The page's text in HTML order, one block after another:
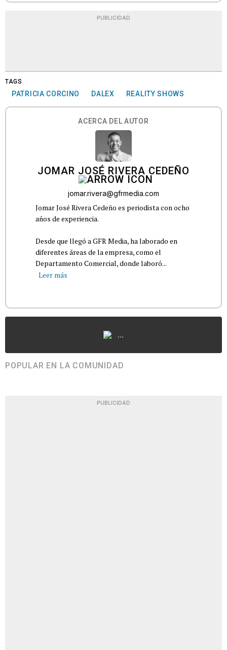
PUBLICIDAD
TAGS
PATRICIA CORCINO DALEX REALITY SHOWS
ACERCA DEL AUTOR
JOMAR JOSÉ RIVERA CEDEÑO
jomar.rivera@gfrmedia.com
Jomar José Rivera Cedeño es periodista con ocho
años de experiencia.
Desde que llegó a GFR Media, ha laborado en
diferentes áreas de la empresa, como el
Departamento Comercial, donde laboró...
Leer más
...
POPULAR EN LA COMUNIDAD
PUBLICIDAD